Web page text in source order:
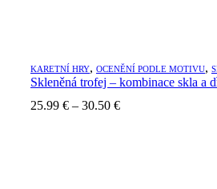
KARETNÍ HRY, OCENĚNÍ PODLE MOTIVU,
Skleněná trofej – kombinace skla a
25.99 € – 30.50 €Price